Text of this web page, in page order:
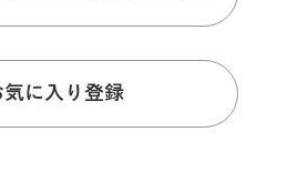
気に入り登録